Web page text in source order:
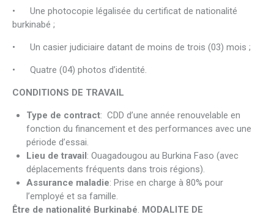
• Une photocopie légalisée du certificat de nationalité
burkinabé ;
• Un casier judiciaire datant de moins de trois (03) mois ;
• Quatre (04) photos d’identité.
CONDITIONS DE TRAVAIL
Type de contract: CDD d’une année renouvelable en
fonction du financement et des performances avec une
période d’essai.
Lieu de travail: Ouagadougou au Burkina Faso (avec
déplacements fréquents dans trois régions).
Assurance maladie: Prise en charge à 80% pour
l’employé et sa famille.
Être de nationalité Burkinabé. MODALITE DE